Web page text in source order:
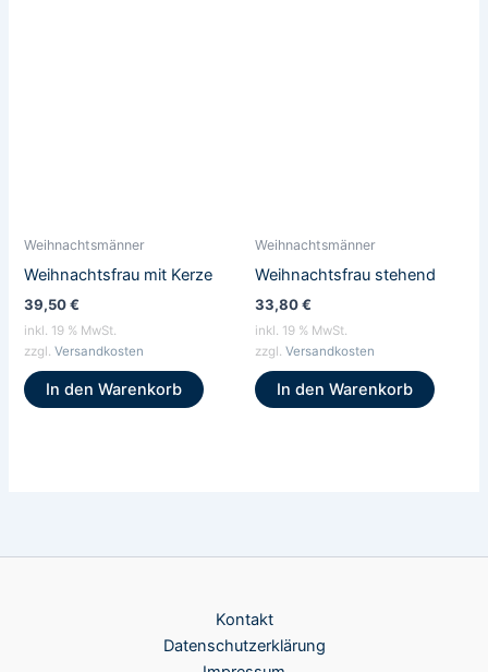
Weihnachtsmänner
Weihnachtsfrau mit Kerze
39,50€
inkl. 19 % MwSt.
zzgl.Versandkosten
In den Warenkorb
Weihnachtsmänner
Weihnachtsfrau stehend
33,80€
inkl. 19 % MwSt.
zzgl. Versandkosten
In den Warenkorb
Kontakt
Datenschutzerklärung